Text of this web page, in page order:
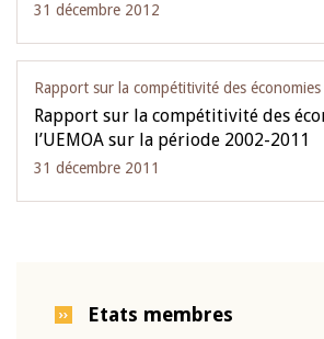
31 décembre 2012
Rapport sur la compétitivité des économies
Rapport sur la compétitivité des
l’UEMOA sur la période 2002-2011
31 décembre 2011
Etats membres